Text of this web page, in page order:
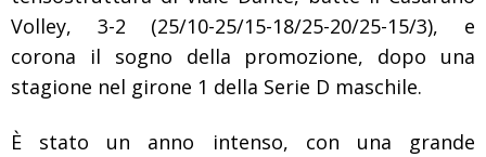
Volley, 3-2 (25/10-25/15-18/25-20/25-15/3), e
corona il sogno della promozione, dopo una
stagione nel girone 1 della Serie D maschile.
È stato un anno intenso, con una grande